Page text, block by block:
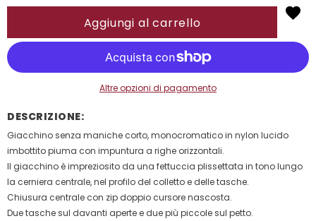
Altre opzioni di pagamento
DESCRIZIONE:
Giacchino senza maniche corto, monocromatico in nylon lucido
imbottito piuma con impuntura a righe orizzontali.
Il giacchino è impreziosito da una fettuccia plissettata in tono lungo
la cerniera centrale, nel profilo del colletto e delle tasche.
Chiusura centrale con zip doppio cursore nascosta.
Due tasche sul davanti aperte e due più piccole sul petto.